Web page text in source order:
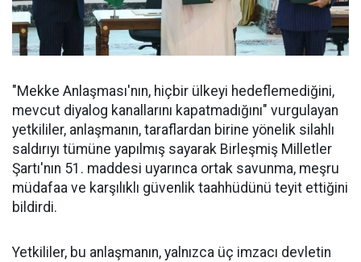
"Mekke Anlaşması'nın, hiçbir ülkeyi hedeflemediğini,
mevcut diyalog kanallarını kapatmadığını" vurgulayan
yetkililer, anlaşmanın, taraflardan birine yönelik silahlı
saldırıyı tümüne yapılmış sayarak Birleşmiş Milletler
Şartı'nın 51. maddesi uyarınca ortak savunma, meşru
müdafaa ve karşılıklı güvenlik taahhüdünü teyit ettiğini
bildirdi.
Yetkililer, bu anlaşmanın, yalnızca üç imzacı devletin